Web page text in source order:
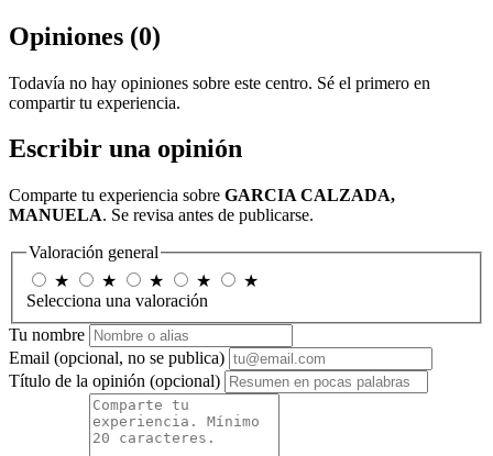
Opiniones (0)
Todavía no hay opiniones sobre este centro. Sé el primero en
compartir tu experiencia.
Escribir una opinión
Comparte tu experiencia sobre GARCIA CALZADA,
MANUELA. Se revisa antes de publicarse.
Valoración general
★
★ ★ ★
★
Selecciona una valoración
Tu nombre
Email (opcional, no se publica)
Título de la opinión (opcional)